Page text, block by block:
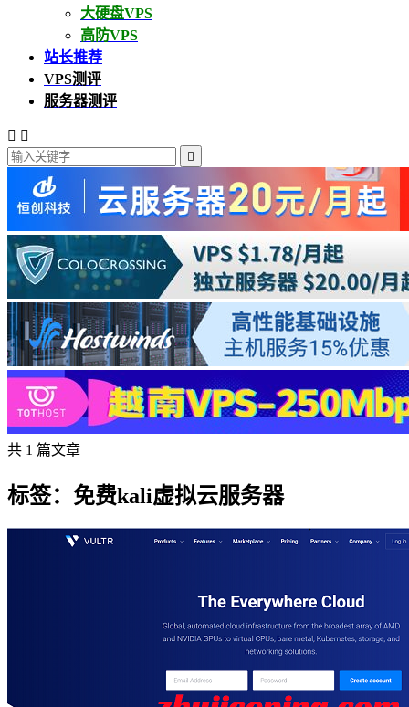
大硬盘VPS
高防VPS
站长推荐
VPS测评
服务器测评
 

共 1 篇文章
标签：免费kali虚拟云服务器